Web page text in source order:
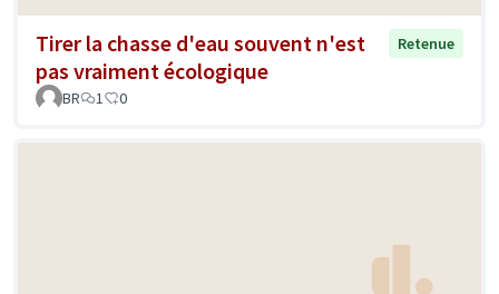
Tirer la chasse d'eau souvent n'est
pas vraiment écologique
Retenue
BR 1 0